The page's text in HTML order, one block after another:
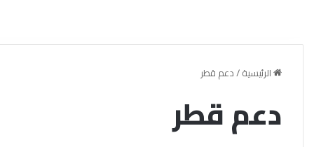
الرئيسية/دعم قطر
دعم قطر